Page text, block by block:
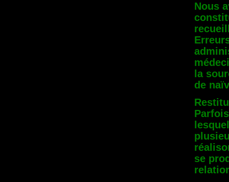
Nous
la
de
se